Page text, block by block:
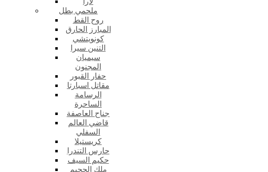
ملحمي بطل
روح القط
المبارز الحارق
كونويتشي
التنين سيرا
سيميان
المجنون
حفار القبور
مقاتل اسبارتا
الرسامة
الساحرة
جناح العاصفة
قاضي العالم
السفلي
كريستيلا
حارس التندرا
حكيم السيف
ملك الجحيم